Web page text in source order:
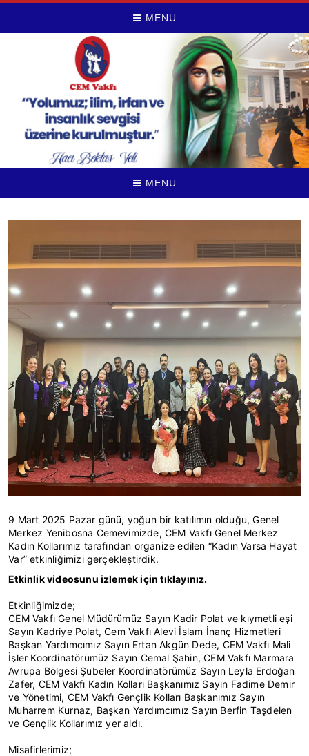
MENU
MENU
9 Mart 2025 Pazar günü, yoğun bir katılımın olduğu, Genel
Merkez Yenibosna Cemevimizde, CEM Vakfı Genel Merkez
Kadın Kollarımız tarafından organize edilen “Kadın Varsa Hayat
Var” etkinliğimizi gerçekleştirdik.
Etkinlik videosunu izlemek için tıklayınız.
Etkinliğimizde;
CEM Vakfı Genel Müdürümüz Sayın Kadir Polat ve kıymetli eşi
Sayın Kadriye Polat, Cem Vakfı Alevi İslam İnanç Hizmetleri
Başkan Yardımcımız Sayın Ertan Akgün Dede, CEM Vakfı Mali
İşler Koordinatörümüz Sayın Cemal Şahin, CEM Vakfı Marmara
Avrupa Bölgesi Şubeler Koordinatörümüz Sayın Leyla Erdoğan
Zafer, CEM Vakfı Kadın Kolları Başkanımız Sayın Fadime Demir
ve Yönetimi, CEM Vakfı Gençlik Kolları Başkanımız Sayın
Muharrem Kurnaz, Başkan Yardımcımız Sayın Berfin Taşdelen
ve Gençlik Kollarımız yer aldı.
Misafirlerimiz;